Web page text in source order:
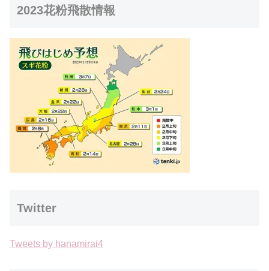
2023花粉飛散情報
Twitter
Tweets by hanamirai4